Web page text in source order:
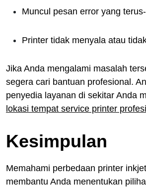
Muncul pesan error yang
Printer tidak menyala atau
Jika Anda mengalami masalah
segera cari bantuan profesional.
penyedia layanan di sekitar Anda
lokasi tempat service printer
Kesimpulan
Memahami perbedaan printer
membantu Anda menentukan